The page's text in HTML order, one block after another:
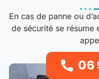
En cas de panne ou
de sécurité se résume
06